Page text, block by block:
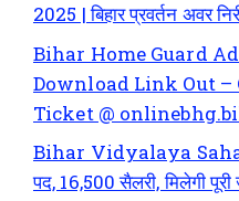
2025 | बिहार प्रवर्तन अवर
Bihar Home Guard
Download Link Out –
Ticket @
Bihar Vidyalaya
पद, 16,500 सैलरी, मिलेगी पूरी